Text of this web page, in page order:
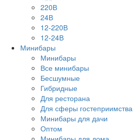
220В
24В
12-220В
12-24В
Минибары
Минибары
Все минибары
Бесшумные
Гибридные
Для ресторана
Для сферы гостеприимства
Минибары для дачи
Оптом